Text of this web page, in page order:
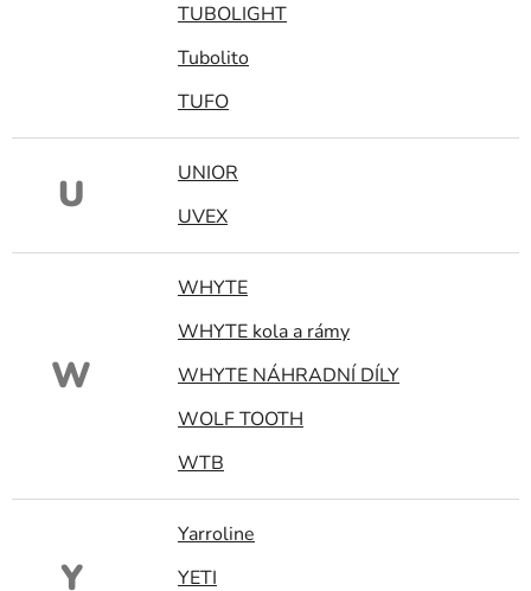
TUBOLIGHT
Tubolito
TUFO
U
UNIOR
UVEX
W
WHYTE
WHYTE kola a rámy
WHYTE NÁHRADNÍ DÍLY
WOLF TOOTH
WTB
Y
Yarroline
YETI